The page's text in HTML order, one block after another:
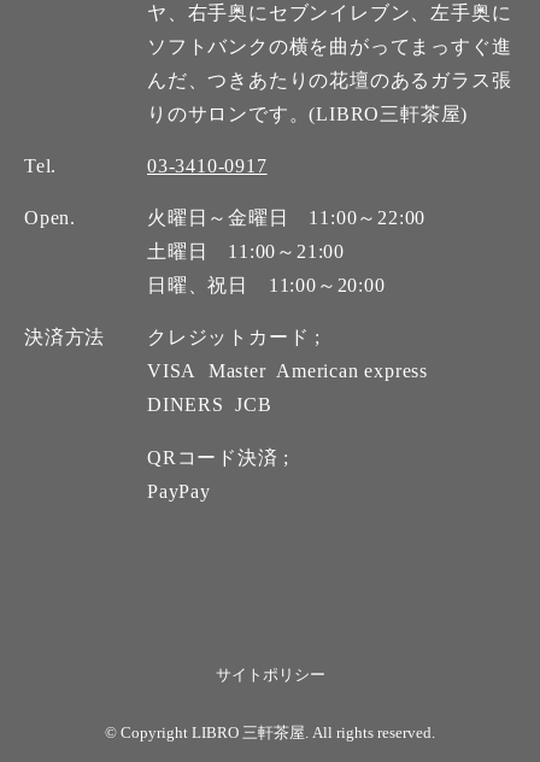
ヤ、右手奥にセブンイレブン、左手奥に
ソフトバンクの横を曲がってまっすぐ進
んだ、つきあたりの花壇のあるガラス張
りのサロンです。(LIBRO三軒茶屋)
Tel. 03-3410-0917
Open.
火曜日～金曜日 11:00～22:00
土曜日 11:00～21:00
日曜、祝日 11:00～20:00
決済方法
クレジットカード ;
VISA
Master American express
DINERS
JCB
QRコード決済 ;
PayPay
サイトポリシー
© Copyright LIBRO 三軒茶屋. All rights reserved.